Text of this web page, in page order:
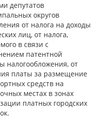
депутатов
округов
от налога на доходы
лиц, от налога,
в связи с
патентной
налогообложения, от
платы за размещение
средств на
местах в зонах
платных городских